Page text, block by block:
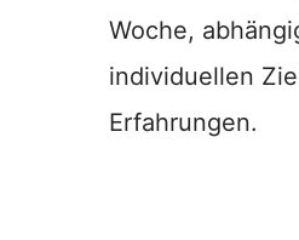
Woche,
individuellen
Erfahrungen.